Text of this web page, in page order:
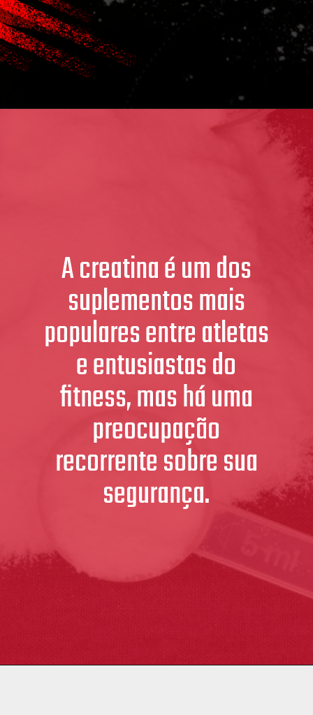
A creatina é um dos
suplementos mais
populares entre atletas
e entusiastas do
fitness, mas há uma
preocupação
recorrente sobre sua
segurança.